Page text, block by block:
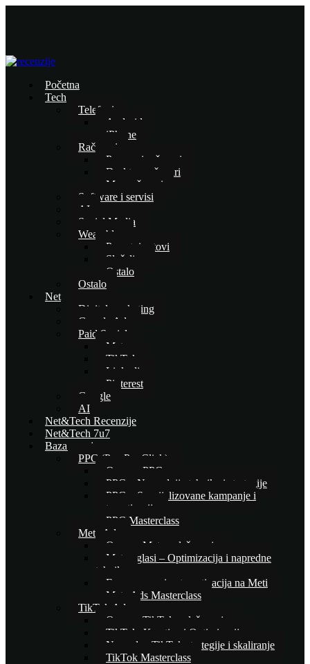
Početna
Tech
Telefoni
Android
iPhone
Računari
Prenosni računari
Desktop računari
Mac računari
Software i servisi
AI
Social Media
Wearables
Pametni satovi
Slušalice
Ostalo
Ostalo
Net
Digital marketing
Google Ads
Paid Social
Meta
TikTok
Linkedin
Pinterest
Google
AI
Net&Tech Recenzije
Net&Tech 7u7
Baza znanja
PPC (Pay Per Click)
Osnove PPC-a
PPC – Naprednije tehnike i strategije
PPC – Specijalizovane kampanje i
automatizacija
PPC Masterclass
Meta Ads
Osnove Meta oglašavanja
Meta oglasi – Optimizacija i napredne
tehnike
E-commerce i automatizacija na Meti
Meta Ads Masterclass
TikTok Ads
Osnove TikTok oglašavanja
TikTok: Kreativa i Optimizacija
Napredne TikTok strategije i skaliranje
TikTok Masterclass